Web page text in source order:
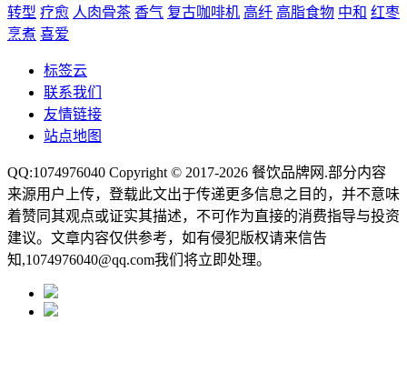
转型 疗愈 人肉骨茶 香气 复古咖啡机 高纤 高脂食物 中和 红枣
烹煮 喜爱
标签云
联系我们
友情链接
站点地图
QQ:1074976040 Copyright © 2017-2026 餐饮品牌网 .部分内容
来源用户上传，登载此文出于传递更多信息之目的，并不意味
着赞同其观点或证实其描述，不可作为直接的消费指导与投资
建议。文章内容仅供参考，如有侵犯版权请来信告
知,1074976040@qq.com我们将立即处理。